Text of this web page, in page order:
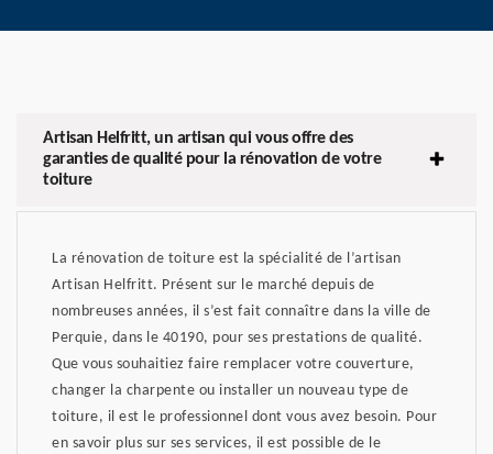
Artisan Helfritt, un artisan qui vous offre des
garanties de qualité pour la rénovation de votre
toiture
La rénovation de toiture est la spécialité de l’artisan
Artisan Helfritt. Présent sur le marché depuis de
nombreuses années, il s’est fait connaître dans la ville de
Perquie, dans le 40190, pour ses prestations de qualité.
Que vous souhaitiez faire remplacer votre couverture,
changer la charpente ou installer un nouveau type de
toiture, il est le professionnel dont vous avez besoin. Pour
en savoir plus sur ses services, il est possible de le